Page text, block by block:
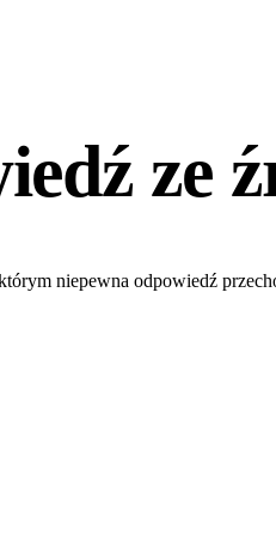
ze
niepewna odpowiedź